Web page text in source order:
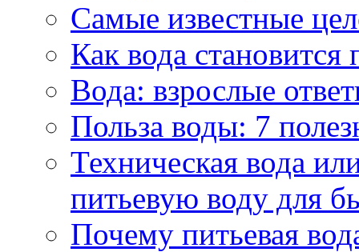
Самые известные
Как вода становится
Вода: взрослые
Польза воды: 7
Техническая вода
питьевую воду для
Почему питьевая